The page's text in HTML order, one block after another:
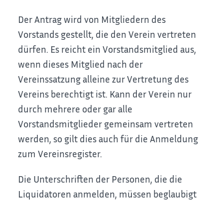
Der Antrag wird von Mitgliedern des
Vorstands gestellt, die den Verein vertreten
dürfen. Es reicht ein Vorstandsmitglied aus,
wenn dieses Mitglied nach der
Vereinssatzung alleine zur Vertretung des
Vereins berechtigt ist. Kann der Verein nur
durch mehrere oder gar alle
Vorstandsmitglieder gemeinsam vertreten
werden, so gilt dies auch für die Anmeldung
zum Vereinsregister.
Die Unterschriften der Personen, die die
Liquidatoren anmelden, müssen beglaubigt